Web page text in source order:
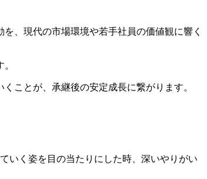
、現代の市場環境や若手社員の価値観に響く
ことが、承継後の安定成長に繋がります。
いく姿を目の当たりにした時、深いやりがい